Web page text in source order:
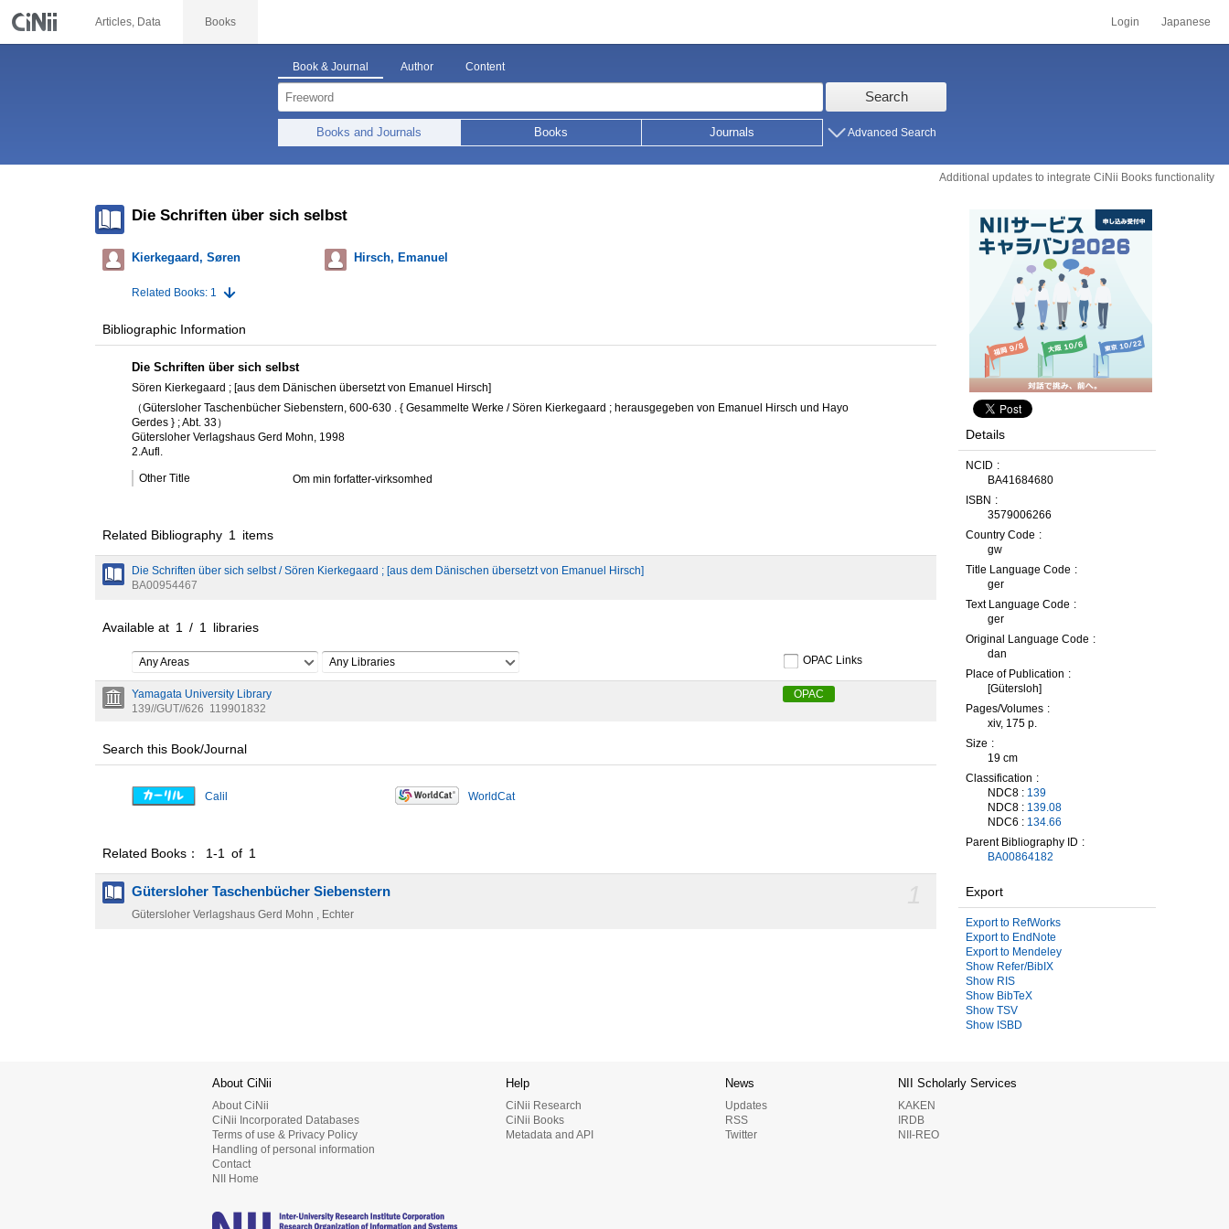
Articles, Data Books Login Japanese
Book & Journal Author Content
Search
Books and Journals Books Journals Advanced Search
Additional updates to integrate CiNii Books functionality
Die Schriften über sich selbst
Kierkegaard, Søren Hirsch, Emanuel
Related Books: 1
Bibliographic Information
Die Schriften über sich selbst
Sören Kierkegaard ; [aus dem Dänischen übersetzt von Emanuel Hirsch]
（Gütersloher Taschenbücher Siebenstern, 600-630 . { Gesammelte Werke / Sören Kierkegaard ; herausgegeben von Emanuel Hirsch und Hayo
Gerdes } ; Abt. 33）
Gütersloher Verlagshaus Gerd Mohn, 1998
2.Aufl.
Other Title Om min forfatter-virksomhed
Related Bibliography 1 items
Die Schriften über sich selbst / Sören Kierkegaard ; [aus dem Dänischen übersetzt von Emanuel Hirsch]
BA00954467
Available at 1 / 1 libraries
Any Areas Any Libraries OPAC Links
Yamagata University Library
139//GUT//626 119901832
OPAC
Search this Book/Journal
Calil WorldCat
Related Books： 1-1 of 1
Gütersloher Taschenbücher Siebenstern
Gütersloher Verlagshaus Gerd Mohn , Echter
Details
NCID
BA41684680
ISBN
3579006266
Country Code
gw
Title Language Code
ger
Text Language Code
ger
Original Language Code
dan
Place of Publication
[Gütersloh]
Pages/Volumes
xiv, 175 p.
Size
19 cm
Classification
NDC8 : 139
NDC8 : 139.08
NDC6 : 134.66
Parent Bibliography ID
BA00864182
Export
Export to RefWorks
Export to EndNote
Export to Mendeley
Show Refer/BibIX
Show RIS
Show BibTeX
Show TSV
Show ISBD
About CiNii
About CiNii
CiNii Incorporated Databases
Terms of use & Privacy Policy
Handling of personal information
Contact
NII Home
Help
CiNii Research
CiNii Books
Metadata and API
News
Updates
RSS
Twitter
NII Scholarly Services
KAKEN
IRDB
NII-REO